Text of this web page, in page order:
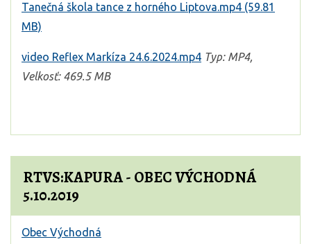
Tanečná škola tance z horného Liptova.mp4 (59.81
MB)
video Reflex Markíza 24.6.2024.mp4 Typ: MP4,
Velkosť: 469.5 MB
RTVS:KAPURA - OBEC VÝCHODNÁ
5.10.2019
Obec Východná